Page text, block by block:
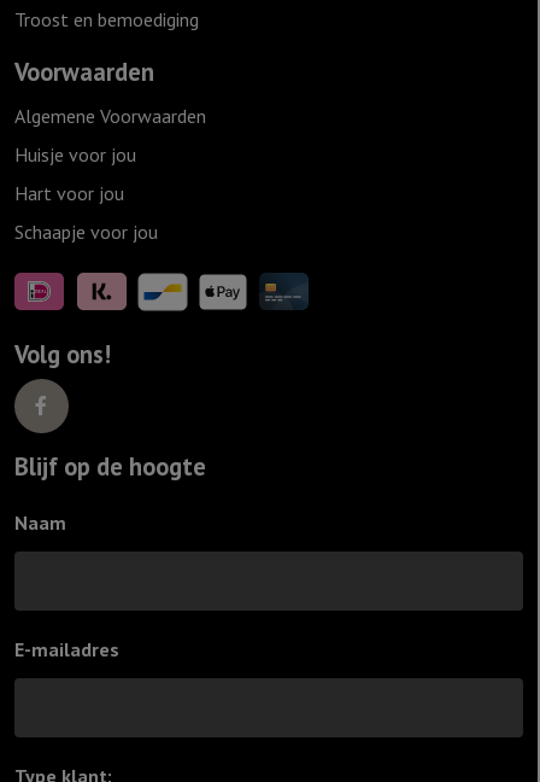
Troost en bemoediging
Voorwaarden
Algemene Voorwaarden
Huisje voor jou
Hart voor jou
Schaapje voor jou
Volg ons!
Blijf op de hoogte
Naam
E-mailadres
Type klant: